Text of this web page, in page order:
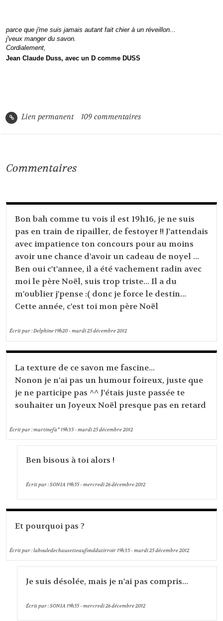
parce que j'me suis jamais autant fait chier à un réveillon...
j'veux manger du savon.
Cordialement,
Jean Claude Duss, avec un D comme DUSS
Lien permanent 109 commentaires
Commentaires
Bon bah comme tu vois il est 19h16, je ne suis
pas en train de ripailler, de festoyer !! J'attendais
avec impatience ton concours pour au moins
avoir une chance d'avoir un cadeau de noyel ...
Ben oui c't'annee, il a été vachement radin avec
moi le père Noël, suis trop triste... Il a du
m'oublier j'pense :( donc je force le destin...
Cette année, c'est toi mon père Noël
Écrit par :Delphine19h20-mardi 25décembre 2012
La texture de ce savon me fascine...
Nonon je n'ai pas un humour foireux, juste que
je ne participe pas ^^ J'étais juste passée te
souhaiter un Joyeux Noël presque pas en retard
Écrit par :martinefa* 19h35-mardi 25décembre 2012
Ben bisous à toi alors !
Écrit par :SONIA 19h55- mercredi 26décembre 2012
Et pourquoi pas ?
Écrit par :labouledechausetteaufonddutirroir19h35-mardi 25décembre 2012
Je suis désolée, mais je n'ai pas compris...
Écrit par :SONIA 19h55- mercredi 26décembre 2012